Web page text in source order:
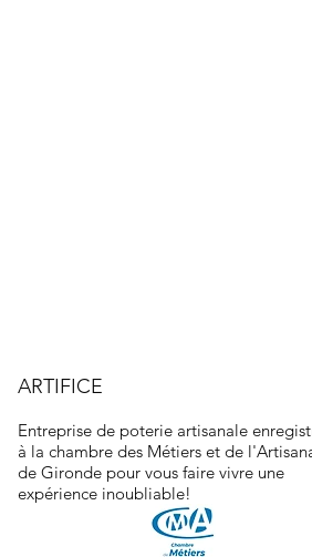
ARTIFICE
Entreprise de poterie artisanale
à la chambre des Métiers et de
de Gironde pour vous faire vivre une
expérience inoubliable!